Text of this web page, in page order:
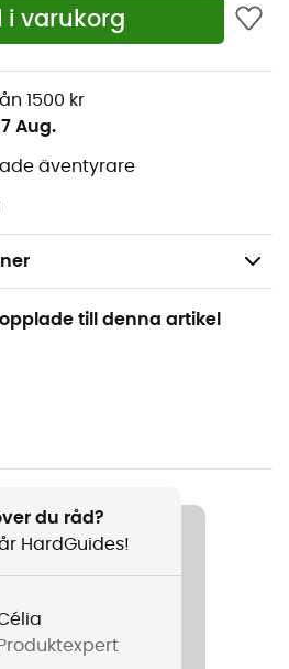
i varukorg
1500 kr
Aug.
äventyrare
mouflage, secours en
till denna artikel
du råd?
HardGuides!
Produktexpert